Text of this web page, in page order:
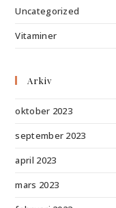
Uncategorized
Vitaminer
Arkiv
oktober 2023
september 2023
april 2023
mars 2023